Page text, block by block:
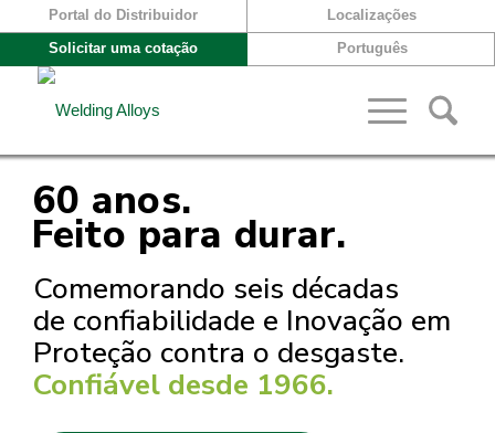
Portal do Distribuidor
Localizações
Solicitar uma cotação
Português
Comemorando seis décadas
de confiabilidade e Inovação em
Proteção contra o desgaste.
Confiável desde 1966.
60 anos.
Feito para durar.